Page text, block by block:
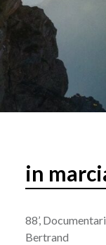
in
88’,
Bertrand